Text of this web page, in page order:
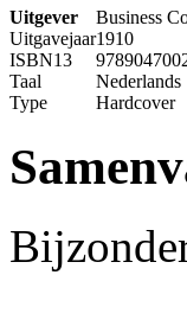
Uitgever
Business
Uitgavejaar1910
ISBN13
Taal
Nederlands
Type
Hardcover